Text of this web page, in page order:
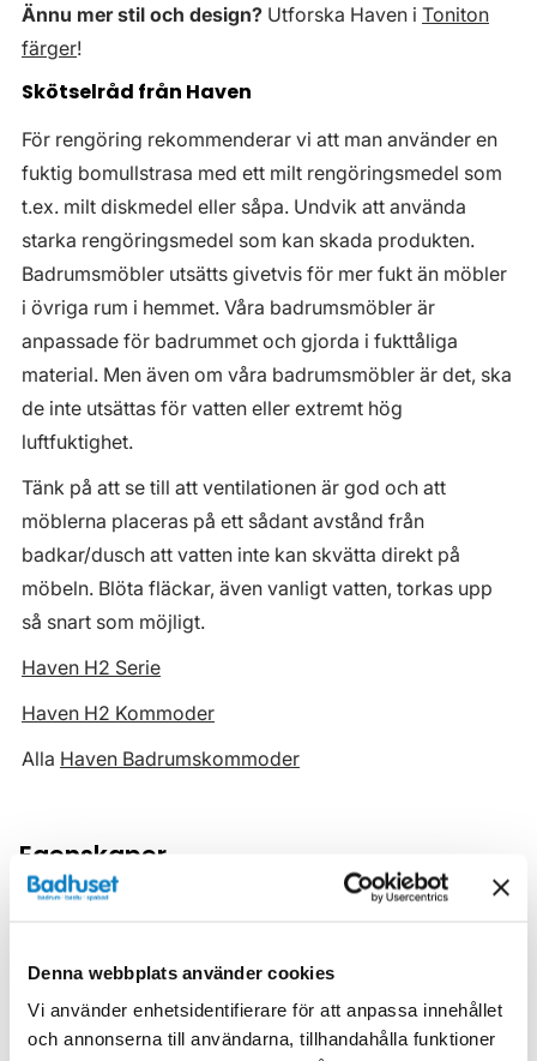
Denna webbplats använder cookies
Vi använder enhetsidentifierare för att anpassa innehållet
och annonserna till användarna, tillhandahålla funktioner
Ännu mer stil och design? Utforska Haven i Toniton
färger!
Skötselråd från Haven
För rengöring rekommenderar vi att man använder en
fuktig bomullstrasa med ett milt rengöringsmedel som
t.ex. milt diskmedel eller såpa. Undvik att använda
starka rengöringsmedel som kan skada produkten.
Badrumsmöbler utsätts givetvis för mer fukt än möbler
i övriga rum i hemmet. Våra badrumsmöbler är
anpassade för badrummet och gjorda i fukttåliga
material. Men även om våra badrumsmöbler är det, ska
de inte utsättas för vatten eller extremt hög
luftfuktighet.
Tänk på att se till att ventilationen är god och att
möblerna placeras på ett sådant avstånd från
badkar/dusch att vatten inte kan skvätta direkt på
möbeln. Blöta fläckar, även vanligt vatten, torkas upp
så snart som möjligt.
Haven H2 Serie
Haven H2 Kommoder
Alla Haven Badrumskommoder
Egenskaper
Djup (mm) 465
Färg Svart